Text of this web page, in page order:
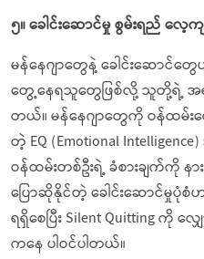
၅။ ခေါင်းဆောင်မှု စွမ်းရည် လေ့ကျ
မန်နေဂျာတွေနဲ့ ခေါင်းဆော
တွေ့နေရသူတွေဖြစ်လို့ သူတို့ရဲ့ အရ
တယ်။ မန်နေဂျာတွေကို ဝန်ထမ်း
တဲ့ EQ (Emotional
ဝန်ထမ်းတစ်ဦးရဲ့ ခံစားချက်ကို
ပြောဆိုနိုင်တဲ့ ခေါင်းဆောင်မှု
ရရှိစေပြီး Silent Quitting ကို လ
ကနေ ပါဝင်ပါတယ်။